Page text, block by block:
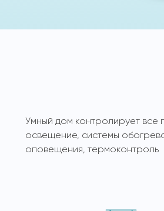
Умный дом контролирует все
освещение, системы
оповещения, термоконтроль